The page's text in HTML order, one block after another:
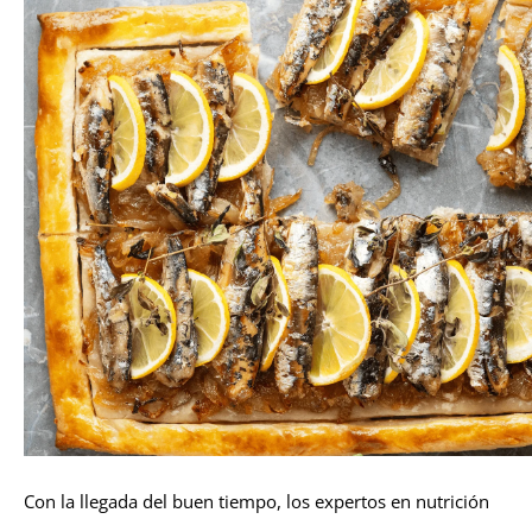
Con la llegada del buen tiempo, los expertos en nutrición